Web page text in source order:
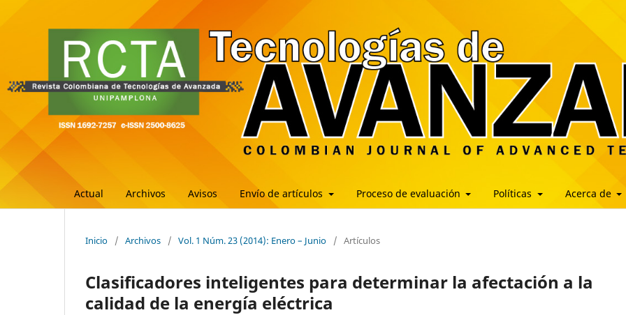
Actual Archivos Avisos Envío de artículos Proceso de evaluación Políticas Acerca de
Inicio / Archivos / Vol. 1 Núm. 23 (2014): Enero – Junio / Artículos
Clasificadores inteligentes para determinar la afectación a la
calidad de la energía eléctrica